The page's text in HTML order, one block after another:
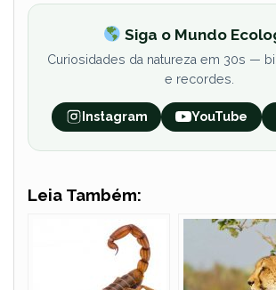
Siga o Mundo
Curiosidades da natureza em 30s —
e recordes.
Instagram YouTube
Leia Também: